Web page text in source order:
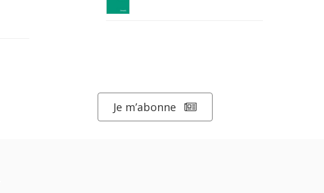
Je m’abonne